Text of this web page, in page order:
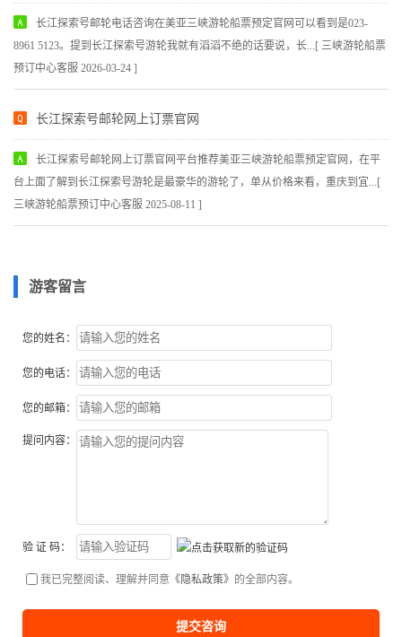
长江探索号邮轮电话咨询在美亚三峡游轮船票预定官网可以看到是023-
8961 5123。提到长江探索号游轮我就有滔滔不绝的话要说，长...[ 三峡游轮船票
预订中心客服 2026-03-24 ]
长江探索号邮轮网上订票官网
长江探索号邮轮网上订票官网平台推荐美亚三峡游轮船票预定官网，在平
台上面了解到长江探索号游轮是最豪华的游轮了，单从价格来看，重庆到宜...[
三峡游轮船票预订中心客服 2025-08-11 ]
游客留言
您的姓名：
您的电话：
您的邮箱：
提问内容：
验 证 码：
我已完整阅读、理解并同意 《隐私政策》 的全部内容。
提交咨询